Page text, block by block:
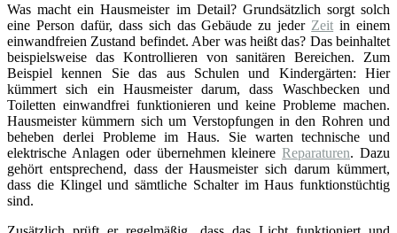
Was macht ein Hausmeister im Detail? Grundsätzlich sorgt solch
eine Person dafür, dass sich das Gebäude zu jeder Zeit in einem
einwandfreien Zustand befindet. Aber was heißt das? Das beinhaltet
beispielsweise das Kontrollieren von sanitären Bereichen. Zum
Beispiel kennen Sie das aus Schulen und Kindergärten: Hier
kümmert sich ein Hausmeister darum, dass Waschbecken und
Toiletten einwandfrei funktionieren und keine Probleme machen.
Hausmeister kümmern sich um Verstopfungen in den Rohren und
beheben derlei Probleme im Haus. Sie warten technische und
elektrische Anlagen oder übernehmen kleinereReparaturen. Dazu
gehört entsprechend, dass der Hausmeister sich darum kümmert,
dass die Klingel und sämtliche Schalter im Haus funktionstüchtig
sind.